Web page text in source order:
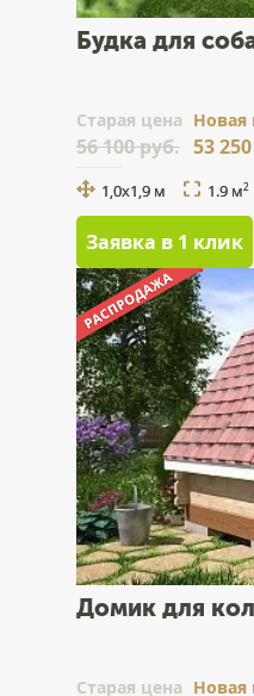
Будка для
Cтарая цена
56 100 руб.
Новая
53
1,0х1,9 м 1.9 м2
Заявка в 1 клик
Домик для
Cтарая цена Новая